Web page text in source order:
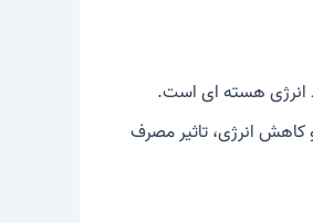
انرژی هسته ای است.
کاهش انرژی، تاثیر مصرف